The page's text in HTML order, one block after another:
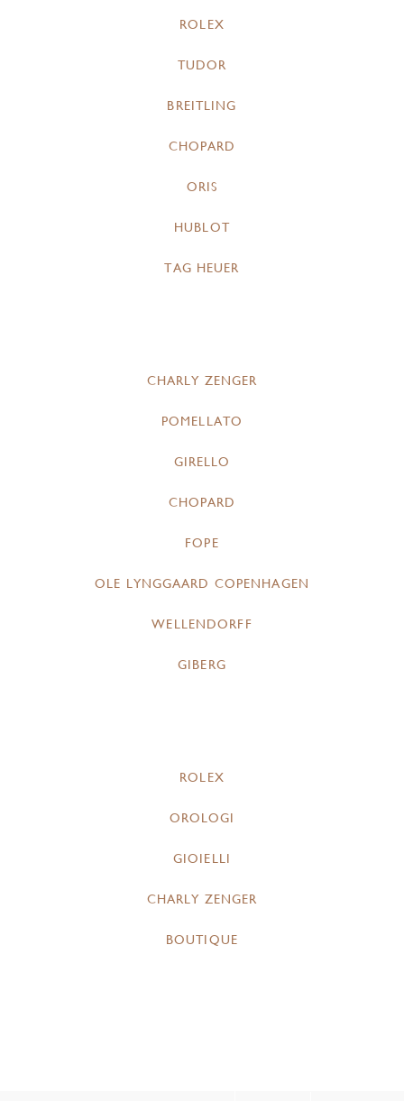
ROLEX
TUDOR
BREITLING
CHOPARD
ORIS
HUBLOT
TAG HEUER
CHARLY ZENGER
POMELLATO
GIRELLO
CHOPARD
FOPE
OLE LYNGGAARD COPENHAGEN
WELLENDORFF
GIBERG
ROLEX
OROLOGI
GIOIELLI
CHARLY ZENGER
BOUTIQUE